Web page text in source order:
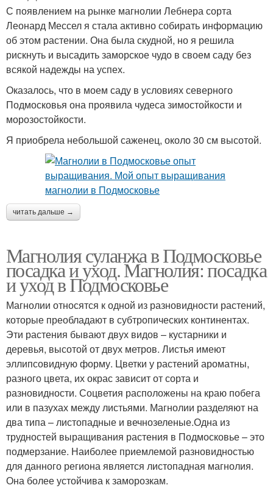
С появлением на рынке магнолии Лебнера сорта
Леонард Мессел я стала активно собирать информацию
об этом растении. Она была скудной, но я решила
рискнуть и высадить заморское чудо в своем саду без
всякой надежды на успех.
Оказалось, что в моем саду в условиях северного
Подмосковья она проявила чудеса зимостойкости и
морозостойкости.
Я приобрела небольшой саженец, около 30 см высотой.
читать дальше →
Магнолия суланжа в Подмосковье
посадка и уход. Магнолия: посадка
и уход в Подмосковье
Магнолии относятся к одной из разновидности растений,
которые преобладают в субтропических континентах.
Эти растения бывают двух видов – кустарники и
деревья, высотой от двух метров. Листья имеют
эллипсовидную форму. Цветки у растений ароматны,
разного цвета, их окрас зависит от сорта и
разновидности. Соцветия расположены на краю побега
или в пазухах между листьями. Магнолии разделяют на
два типа – листопадные и вечнозеленые.Одна из
трудностей выращивания растения в Подмосковье – это
подмерзание. Наиболее приемлемой разновидностью
для данного региона является листопадная магнолия.
Она более устойчива к заморозкам.